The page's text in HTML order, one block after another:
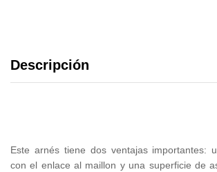
Descripción
Este arnés tiene dos ventajas importantes:
con el enlace al maillon y una superficie de